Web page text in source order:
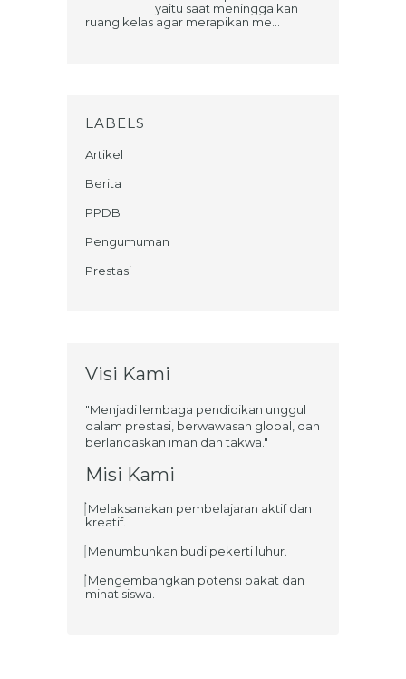
yaitu saat meninggalkan
ruang kelas agar merapikan me...
LABELS
Artikel
Berita
PPDB
Pengumuman
Prestasi
Visi Kami
"Menjadi lembaga pendidikan unggul
dalam prestasi, berwawasan global, dan
berlandaskan iman dan takwa."
Misi Kami
Melaksanakan pembelajaran aktif dan
kreatif.
Menumbuhkan budi pekerti luhur.
Mengembangkan potensi bakat dan
minat siswa.